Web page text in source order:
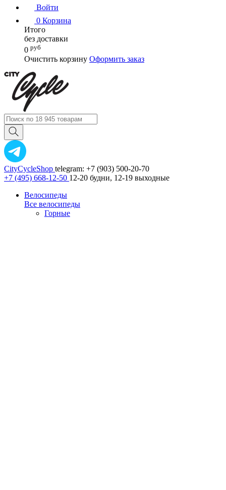
Войти
0 Корзина
Итого
без доставки
0 руб
Очистить корзину Оформить заказ
CityCycleShop telegram: +7 (903) 500-20-70
+7 (495) 668-12-50 12-20 будни, 12-19 выходные
Велосипеды
Все велосипеды
Горные